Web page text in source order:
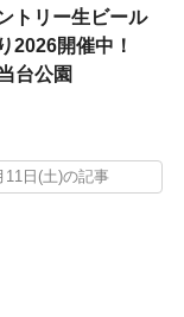
トリー生ビール
2026開催中！
台公園
11日(土)の記事